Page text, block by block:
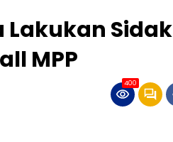
Lakukan Sidak
MPP
400